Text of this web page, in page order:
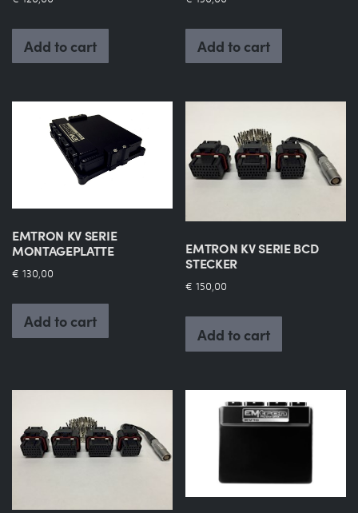
Add to cart Add to cart
EMTRON KV SERIE
MONTAGEPLATTE
€ 130,00
Add to cart
EMTRON KV SERIE BCD
STECKER
€ 150,00
Add to cart